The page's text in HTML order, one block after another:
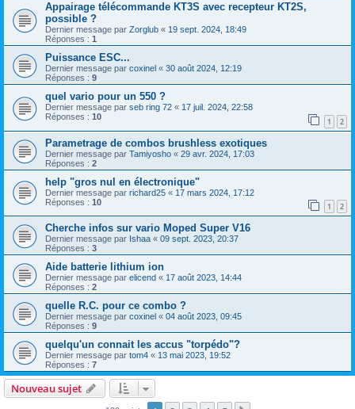
Appairage télécommande KT3S avec recepteur KT2S,
possible ?
Dernier message par Zorglub « 19 sept. 2024, 18:49
Réponses : 1
Puissance ESC...
Dernier message par coxinel « 30 août 2024, 12:19
Réponses : 9
quel vario pour un 550 ?
Dernier message par seb ring 72 « 17 juil. 2024, 22:58
Réponses : 10 1 2
Parametrage de combos brushless exotiques
Dernier message par Tamiyosho « 29 avr. 2024, 17:03
Réponses : 2
help "gros nul en électronique"
Dernier message par richard25 « 17 mars 2024, 17:12
Réponses : 10 1 2
Cherche infos sur vario Moped Super V16
Dernier message par Ishaa « 09 sept. 2023, 20:37
Réponses : 3
Aide batterie lithium ion
Dernier message par elicend « 17 août 2023, 14:44
Réponses : 2
quelle R.C. pour ce combo ?
Dernier message par coxinel « 04 août 2023, 09:45
Réponses : 9
quelqu'un connait les accus "torpédo"?
Dernier message par tom4 « 13 mai 2023, 19:52
Réponses : 7
Nouveau sujet